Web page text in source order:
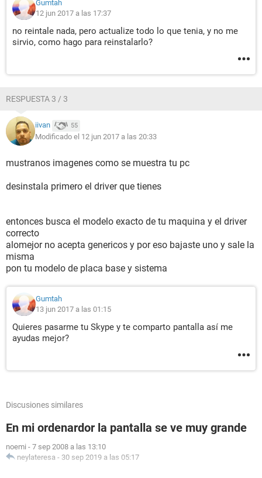
Gumtah
12 jun 2017 a las 17:37
no reintale nada, pero actualize todo lo que tenia, y no me
sirvio, como hago para reinstalarlo?
RESPUESTA 3 / 3
iivan 55
Modificado el 12 jun 2017 a las 20:33
mustranos imagenes como se muestra tu pc
desinstala primero el driver que tienes
entonces busca el modelo exacto de tu maquina y el driver
correcto
alomejor no acepta genericos y por eso bajaste uno y sale la
misma
pon tu modelo de placa base y sistema
Gumtah
13 jun 2017 a las 01:15
Quieres pasarme tu Skype y te comparto pantalla así me
ayudas mejor?
Discusiones similares
En mi ordenardor la pantalla se ve muy grande
noemi - 7 sep 2008 a las 13:10
neylateresa - 30 sep 2019 a las 05:17